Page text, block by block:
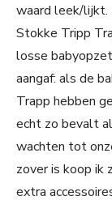
waard leek/lijkt.
Stokke Tripp
losse
aangaf: als de
Trapp hebben
echt zo bevalt
wachten tot
zover is koop ik
extra